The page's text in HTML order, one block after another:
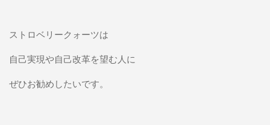
ストロベリークォーツは
自己実現や自己改革を望む人に
ぜひお勧めしたいです。